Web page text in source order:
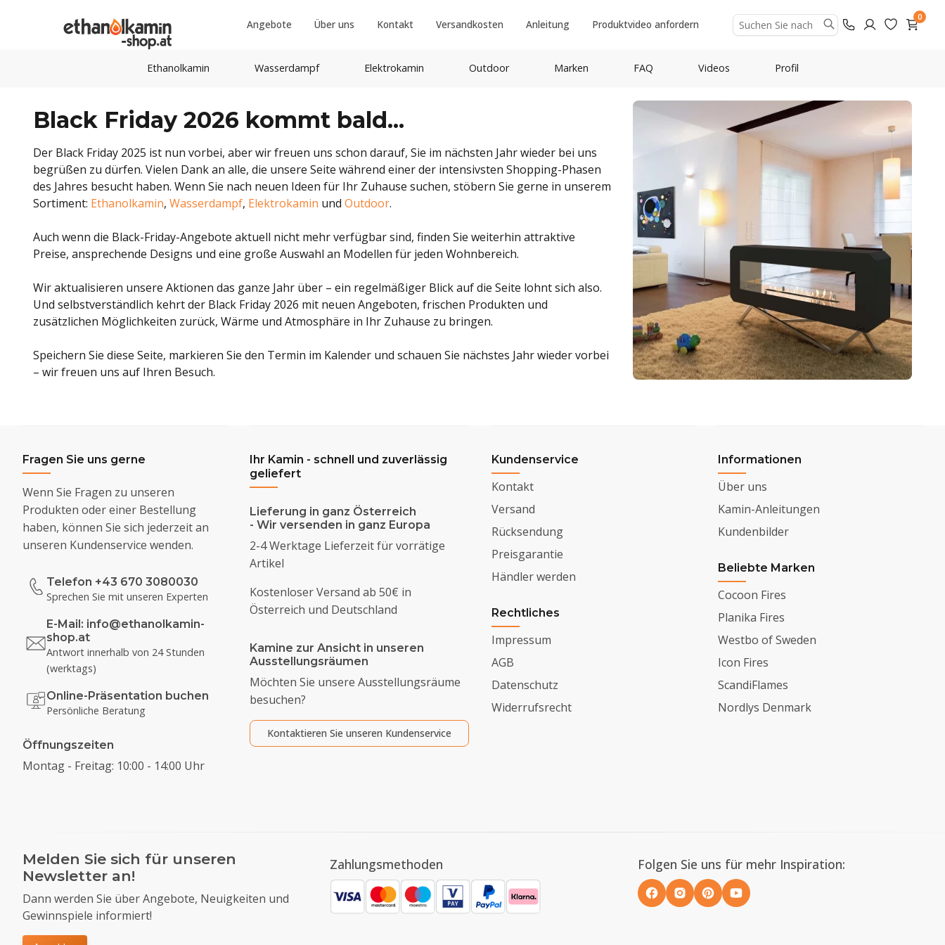
Angebote Über uns Kontakt Versandkosten Anleitung Produktvideo anfordern
0
Ethanolkamin Wasserdampf Elektrokamin Outdoor Marken FAQ Videos Profil
Black Friday 2026 kommt bald...
Der Black Friday 2025 ist nun vorbei, aber wir freuen uns schon darauf, Sie im nächsten Jahr wieder bei uns
begrüßen zu dürfen. Vielen Dank an alle, die unsere Seite während einer der intensivsten Shopping-Phasen
des Jahres besucht haben. Wenn Sie nach neuen Ideen für Ihr Zuhause suchen, stöbern Sie gerne in unserem
Sortiment: Ethanolkamin, Wasserdampf, Elektrokamin und Outdoor.
Auch wenn die Black-Friday-Angebote aktuell nicht mehr verfügbar sind, finden Sie weiterhin attraktive
Preise, ansprechende Designs und eine große Auswahl an Modellen für jeden Wohnbereich.
Wir aktualisieren unsere Aktionen das ganze Jahr über – ein regelmäßiger Blick auf die Seite lohnt sich also.
Und selbstverständlich kehrt der Black Friday 2026 mit neuen Angeboten, frischen Produkten und
zusätzlichen Möglichkeiten zurück, Wärme und Atmosphäre in Ihr Zuhause zu bringen.
Speichern Sie diese Seite, markieren Sie den Termin im Kalender und schauen Sie nächstes Jahr wieder vorbei
– wir freuen uns auf Ihren Besuch.
Fragen Sie uns gerne
Wenn Sie Fragen zu unseren
Produkten oder einer Bestellung
haben, können Sie sich jederzeit an
unseren Kundenservice wenden.
Telefon +43 670 3080030
Sprechen Sie mit unseren Experten
E-Mail: info@ethanolkamin-
shop.at
Antwort innerhalb von 24 Stunden
(werktags)
Online-Präsentation buchen
Persönliche Beratung
Öffnungszeiten
Montag - Freitag: 10:00 - 14:00 Uhr
Ihr Kamin - schnell und zuverlässig
geliefert
Lieferung in ganz Österreich
- Wir versenden in ganz Europa
2-4 Werktage Lieferzeit für vorrätige
Artikel
Kostenloser Versand ab 50€ in
Österreich und Deutschland
Kamine zur Ansicht in unseren
Ausstellungsräumen
Möchten Sie unsere Ausstellungsräume
besuchen?
Kontaktieren Sie unseren Kundenservice
Kundenservice
Kontakt
Versand
Rücksendung
Preisgarantie
Händler werden
Rechtliches
Impressum
AGB
Datenschutz
Widerrufsrecht
Informationen
Über uns
Kamin-Anleitungen
Kundenbilder
Beliebte Marken
Cocoon Fires
Planika Fires
Westbo of Sweden
Icon Fires
ScandiFlames
Nordlys Denmark
Melden Sie sich für unseren
Newsletter an!
Dann werden Sie über Angebote, Neuigkeiten und
Gewinnspiele informiert!
Zahlungsmethoden Folgen Sie uns für mehr Inspiration: